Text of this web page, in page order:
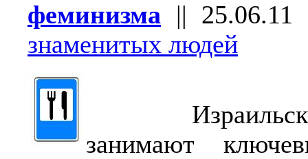
феминизма || 25.06.11
знаменитых людей
занимают